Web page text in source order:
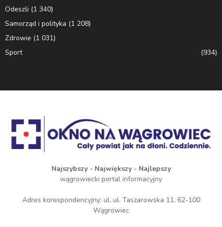
Odeszli (1 340)
Samorząd i polityka (1 208)
Zdrowie (1 031)
Sport
(934)
Najszybszy - Największy - Najlepszy
wągrowiecki portal informacyjny
Adres korespondencyjny: ul. ul. Taszarowska 11, 62-100
Wągrowiec